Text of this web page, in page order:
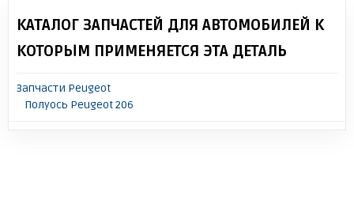
КАТАЛОГ ЗАПЧАСТЕЙ ДЛЯ АВТОМОБИЛЕЙ К
КОТОРЫМ ПРИМЕНЯЕТСЯ ЭТА ДЕТАЛЬ
Запчасти Peugeot
Полуось Peugeot 206